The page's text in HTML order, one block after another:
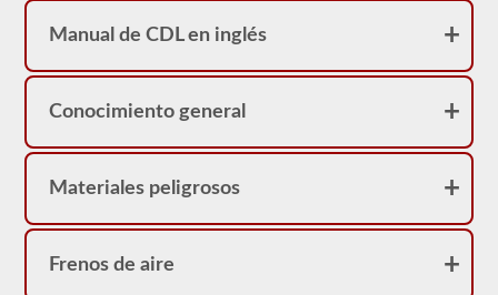
Manual de CDL en inglés
Conocimiento general
Materiales peligrosos
Frenos de aire